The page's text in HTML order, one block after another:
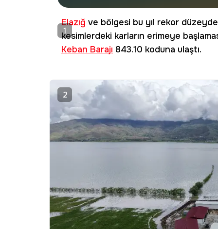
1
Elazığ ve bölgesi bu yıl rekor düzeyde
kesimlerdeki karların erimeye
Keban Barajı 843.10 koduna ulaştı.
2